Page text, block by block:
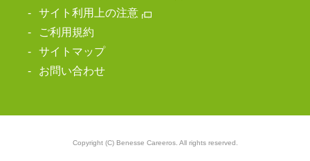
サイト利用上の注意
ご利用規約
サイトマップ
お問い合わせ
Copyright (C) Benesse Careeros. All rights reserved.